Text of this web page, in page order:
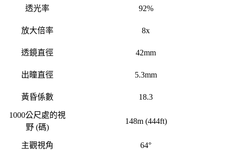
透光率 92%
放大倍率 8x
透鏡直徑 42mm
出瞳直徑 5.3mm
黃昏係數 18.3
1000公尺處的視
野 (碼)
148m (444ft)
主觀視角 64°